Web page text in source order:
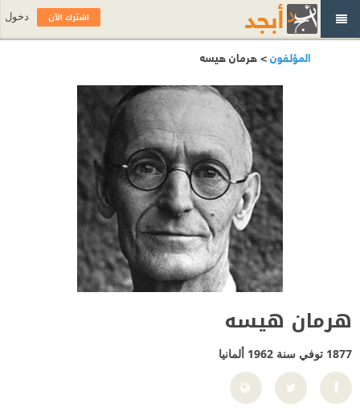
المؤلفون> هرمان هيسه
هرمان هيسه
1877 توفي سنة 1962 ألمانيا
اشترك الآن دخول